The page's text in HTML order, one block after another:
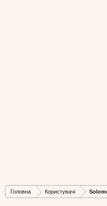
Головна Користувачі
Дописів
70
Карма
169 0